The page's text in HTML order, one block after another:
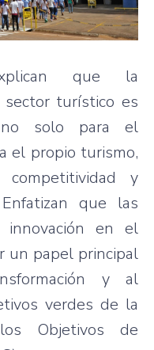
que la
turístico es
no solo para el
el propio turismo,
y
que las
innovación en el
un papel principal
y al
verdes de la
Objetivos de